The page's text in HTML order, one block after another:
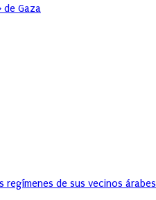
Gaza
de sus vecinos árabes